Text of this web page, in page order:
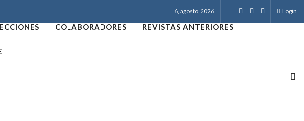
6, agosto, 2026 Login
COLABORADORES REVISTAS ANTERIORES